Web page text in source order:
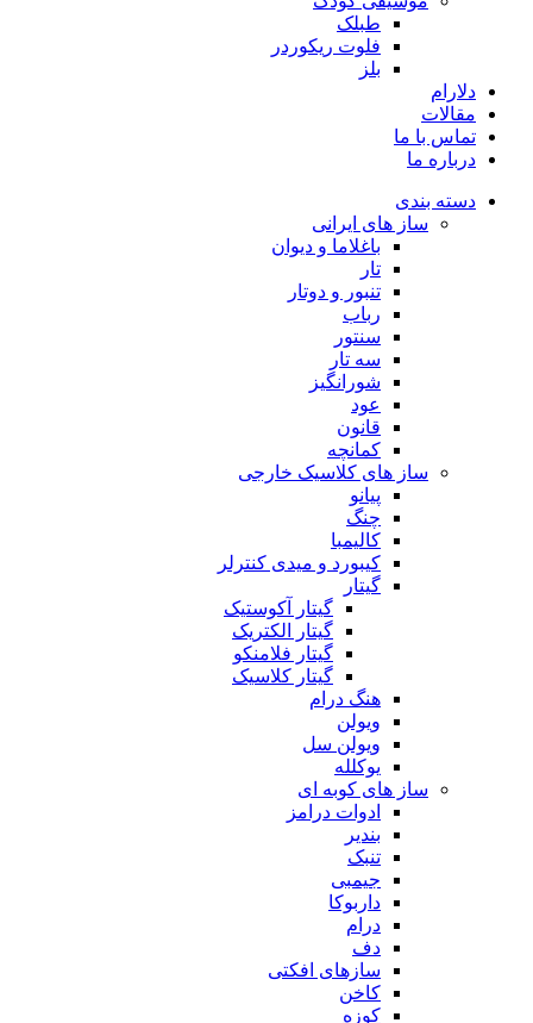
طبلک
فلوت ریکوردر
بلز
دلارام
مقالات
تماس با ما
درباره ما
دسته بندی
ساز های ایرانی
باغلاما و دیوان
تار
تنبور و دوتار
رباب
سنتور
سه تار
شورانگیز
عود
قانون
کمانچه
ساز های کلاسیک خارجی
پیانو
چنگ
کالیمبا
کیبورد و میدی کنترلر
گیتار
گیتار آکوستیک
گیتار الکتریک
گیتار فلامنکو
گیتار کلاسیک
هنگ درام
ویولن
ویولن سل
یوکلله
ساز های کوبه ای
ادوات درامز
بندیر
تنبک
جیمبی
داربوکا
درام
دف
سازهای افکتی
کاخن
کوزه